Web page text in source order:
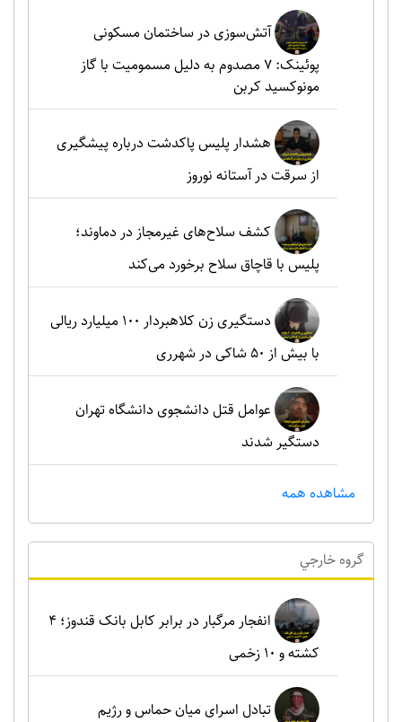
آتش‌سوزی در ساختمان مسکونی
پوئینک: 7 مصدوم به دلیل مسمومیت با گاز
مونوکسید کربن
هشدار پلیس پاکدشت درباره پیشگیری
از سرقت در آستانه نوروز
کشف سلاح‌های غیرمجاز در دماوند؛
پلیس با قاچاق سلاح برخورد می‌کند
دستگیری زن کلاهبردار ۱۰۰ میلیارد ریالی
با بیش از ۵۰ شاکی در شهرری
عوامل قتل دانشجوی دانشگاه تهران
دستگیر شدند
مشاهده همه
گروه خارجي
انفجار مرگبار در برابر کابل بانک قندوز؛ ۴
کشته و ۱۰ زخمی
تبادل اسرای میان حماس و رژیم